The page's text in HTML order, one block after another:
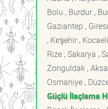
Bolu , Burdur ,
Gaziantep ,
, Kırşehir ,
Rize , Sakarya ,
Zonguldak ,
Osmaniye ,
Güçlü İlaçlama